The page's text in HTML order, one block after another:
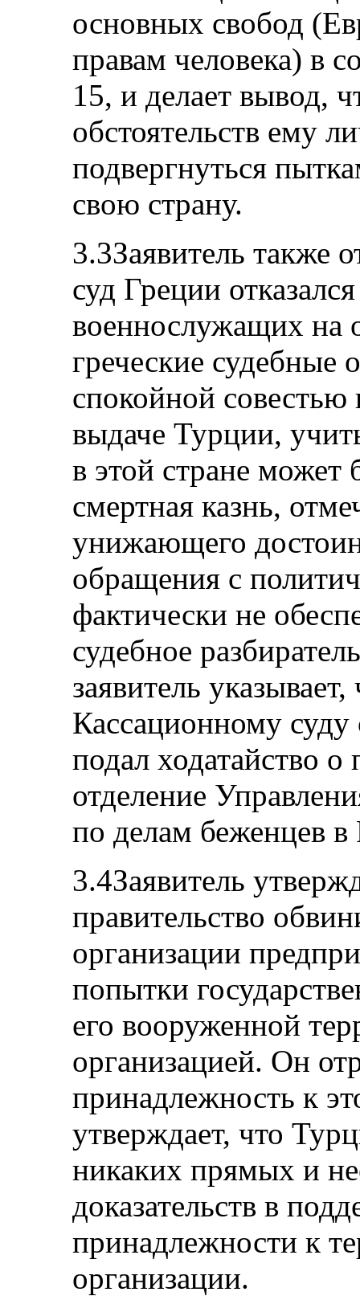
основных свобод
правам человека) в
15, и делает вывод,
обстоятельств ему
подвергнуться
свою страну.
3.3Заявитель также
суд Греции
военнослужащих на
греческие судебные
спокойной
выдаче Турции,
в этой стране может
смертная казнь,
унижающего
обращения с
фактически не
судебное
заявитель
Кассационному
подал ходатайство
отделение
по делам беженцев в
3.4Заявитель
правительство
организации
попытки
его вооруженной
организацией. Он
принадлежность к
утверждает, что
никаких прямых и
доказательств в
принадлежности к
организации.